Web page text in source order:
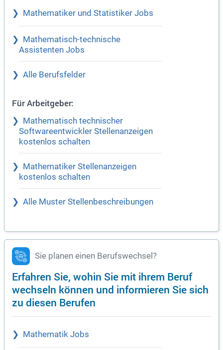
Mathematiker und Statistiker Jobs
Mathematisch-technische
Assistenten Jobs
Alle Berufsfelder
Für Arbeitgeber:
Mathematisch technischer
Softwareentwickler Stellenanzeigen
kostenlos schalten
Mathematiker Stellenanzeigen
kostenlos schalten
Alle Muster Stellenbeschreibungen
Sie planen einen Berufswechsel?
Erfahren Sie, wohin Sie mit ihrem Beruf
wechseln können und informieren Sie sich
zu diesen Berufen
Mathematik Jobs